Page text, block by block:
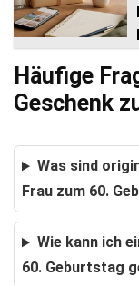
Häufige
Geschenk
Was sind
Frau zum 60.
Wie kann ich
60. Geburtstag